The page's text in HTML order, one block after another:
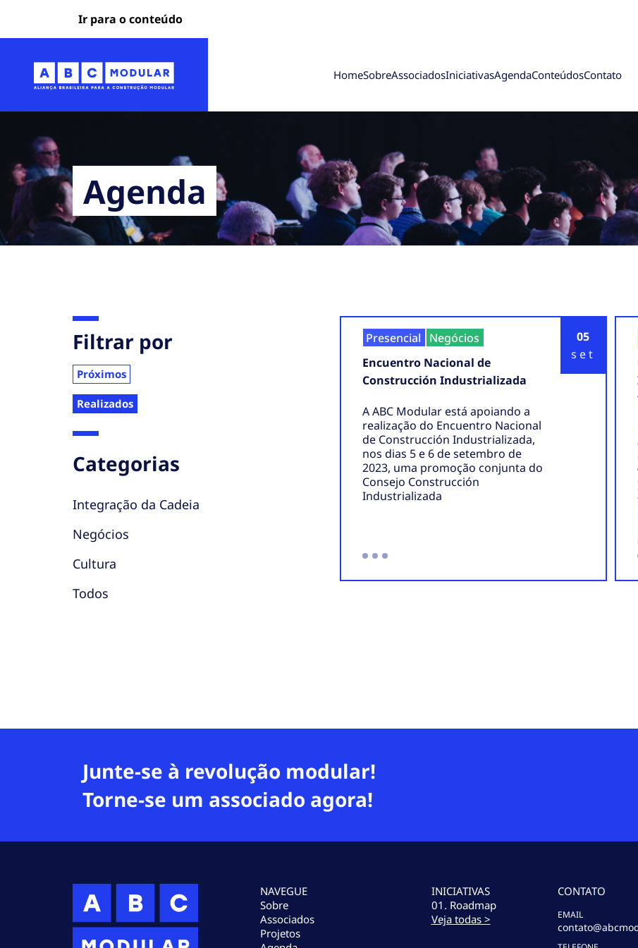
Ir para o conteúdo
HomeSobreAssociadosIniciativasAgendaConteúdosContato
Agenda
Filtrar por
Próximos
Realizados
Categorias
Integração da Cadeia
Negócios
Cultura
Todos
05
set
Presencial
Negócios
Encuentro Nacional de
Construcción Industrializada
A ABC Modular está apoiando a
realização do Encuentro Nacional
de Construcción Industrializada,
nos dias 5 e 6 de setembro de
2023, uma promoção conjunta do
Consejo Construcción
Industrializada
Junte-se à revolução modular!
Torne-se um associado agora!
NAVEGUE
Sobre
Associados
Projetos
INICIATIVAS
01. Roadmap
Veja todas >
CONTATO
EMAIL